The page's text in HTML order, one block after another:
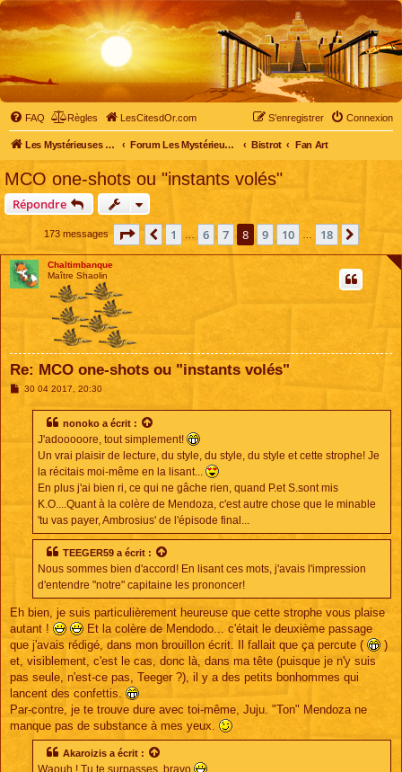
FAQ Règles LesCitesdOr.com Connexion
S’enregistrer
Les Mystérieuses Cités d'Or - LesCitesdOr.com Forum Les Mystérieuses Cités d'Or Bistrot Fan Art
MCO one-shots ou "instants volés"
Répondre
173 messages Page sur 18
Précédente
1 6 7 8 9 10 18
Chaltimbanque
Maître Shaolin
Re: MCO one-shots ou "instants volés"
M30 04 2017, 20:30
nonoko a écrit :
J'adooooore, tout simplement!
Un vrai plaisir de lecture, du style, du style, du style et cette strophe! Je
la récitais moi-même en la lisant...
En plus j'ai bien ri, ce qui ne gâche rien, quand P.et S.sont mis
K.O....Quant à la colère de Mendoza, c'est autre chose que le minable
'tu vas payer, Ambrosius' de l'épisode final...
TEEGER59 a écrit :
Nous sommes bien d'accord! En lisant ces mots, j'avais l'impression
d'entendre "notre" capitaine les prononcer!
Eh bien, je suis particulièrement heureuse que cette strophe vous plaise
autant !
Et la colère de Mendodo... c'était le deuxième passage
que j'avais rédigé, dans mon brouillon écrit. Il fallait que ça percute (
)
et, visiblement, c'est le cas, donc là, dans ma tête (puisque je n'y suis
pas seule, n'est-ce pas, Teeger ?), il y a des petits bonhommes qui
lancent des confettis.
Par-contre, je te trouve dure avec toi-même, Juju. "Ton" Mendoza ne
manque pas de substance à mes yeux.
Akaroizis a écrit :
Waouh ! Tu te surpasses, bravo